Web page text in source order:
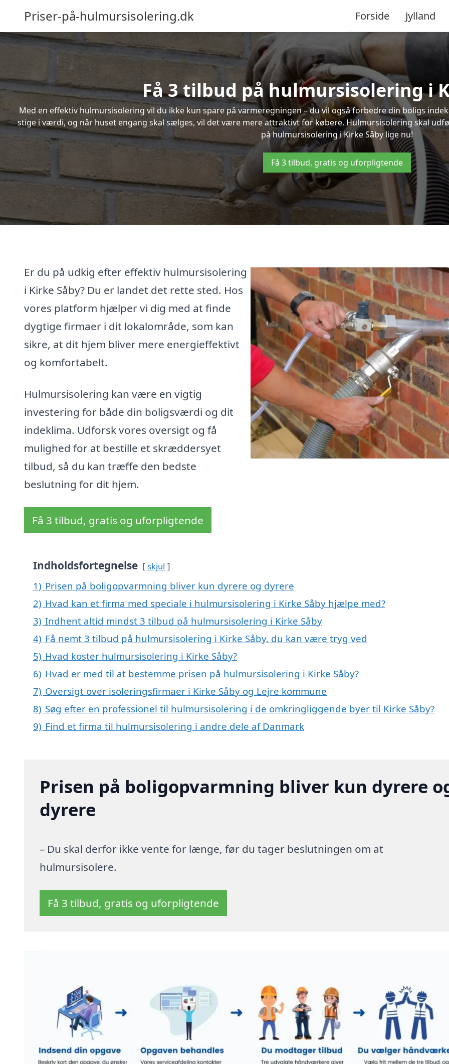
Priser-på-hulmursisolering.dk Forside Jylland
Få 3 tilbud på hulmursisolering i
Med en effektiv hulmursisolering vil du ikke kun spare på varmeregningen – du vil også forbedre din boligs
stige i værdi, og når huset engang skal sælges, vil det være mere attraktivt for købere. Hulmursisolering skal
på hulmursisolering i Kirke Såby lige nu!
Få 3 tilbud, gratis og uforpligtende
Er du på udkig efter effektiv hulmursisolering
i Kirke Såby? Du er landet det rette sted. Hos
vores platform hjælper vi dig med at finde
dygtige firmaer i dit lokalområde, som kan
sikre, at dit hjem bliver mere energieffektivt
og komfortabelt.
Hulmursisolering kan være en vigtig
investering for både din boligsværdi og dit
indeklima. Udforsk vores oversigt og få
mulighed for at bestille et skræddersyet
tilbud, så du kan træffe den bedste
beslutning for dit hjem.
Få 3 tilbud, gratis og uforpligtende
Indholdsfortegnelse skjul
1) Prisen på boligopvarmning bliver kun dyrere og dyrere
2) Hvad kan et firma med speciale i hulmursisolering i Kirke Såby hjælpe med?
3) Indhent altid mindst 3 tilbud på hulmursisolering i Kirke Såby
4) Få nemt 3 tilbud på hulmursisolering i Kirke Såby, du kan være tryg ved
5) Hvad koster hulmursisolering i Kirke Såby?
6) Hvad er med til at bestemme prisen på hulmursisolering i Kirke Såby?
7) Oversigt over isoleringsfirmaer i Kirke Såby og Lejre kommune
8) Søg efter en professionel til hulmursisolering i de omkringliggende byer til Kirke Såby?
9) Find et firma til hulmursisolering i andre dele af Danmark
Prisen på boligopvarmning bliver kun dyrere
dyrere
– Du skal derfor ikke vente for længe, før du tager beslutningen om at
hulmursisolere.
Få 3 tilbud, gratis og uforpligtende